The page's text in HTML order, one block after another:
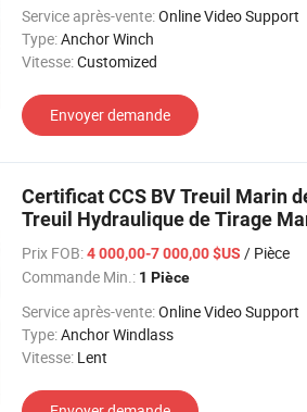
Service après-vente:Online Video Support
Type:Anchor Winch
Vitesse:Customized
Envoyer demande
Certificat CCS BV Treuil Marin
Treuil Hydraulique de Tirage
Prix FOB:4 000,00-7 000,00 $US / Pièce
Commande Min.: 1 Pièce
Service après-vente:Online Video Support
Type:Anchor Windlass
Vitesse: Lent